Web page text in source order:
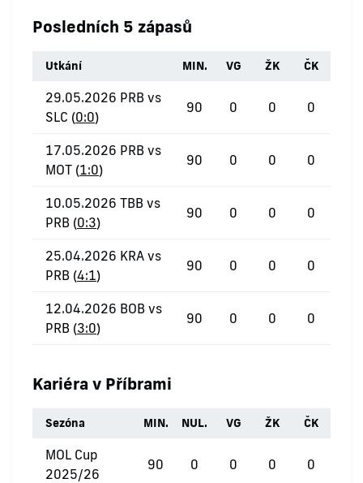
Posledních 5 zápasů
Utkání MIN. VG ŽK ČK
29.05.2026 PRB vs
SLC (0:0)
90 0 0 0
17.05.2026 PRB vs
MOT (1:0)
90 0 0 0
10.05.2026 TBB vs
PRB (0:3)
90 0 0 0
25.04.2026 KRA vs
PRB (4:1)
90 0 0 0
12.04.2026 BOB vs
PRB (3:0)
90 0 0 0
Kariéra v Příbrami
Sezóna MIN. NUL. VG ŽK ČK
MOL Cup
2025/26
90 0 0 0 0